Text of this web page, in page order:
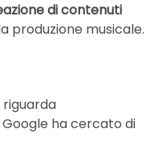
di contenuti
produzione musicale.
riguarda
ha cercato di